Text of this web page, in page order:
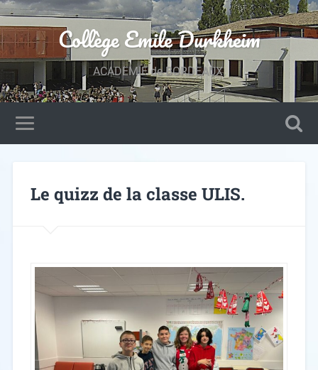
Collège Emile Durkheim
ACADEMIE de BORDEAUX.
Le quizz de la classe ULIS.